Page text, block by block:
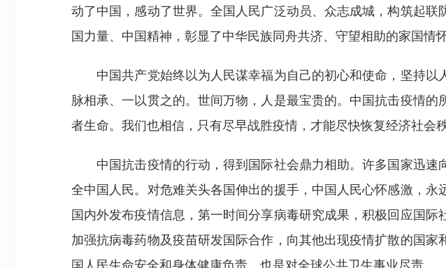
动了中国，感动了世界。全国人民广泛动员、众志成城，构筑起
国力量、中国精神，彰显了中华民族同舟共济、守望相助的家国情怀
中国共产党始终以为人民谋幸福为自己的初心和使命，坚持以
脉相承、一以贯之的。世间万物，人是最宝贵的。中国抗击疫情
者生命。我们也相信，只有尽早战胜疫情，才能尽快恢复经济社会
中国抗击疫情的行动，得到国际社会鼎力相助。许多国家迅速
全中国人民。对危难关头各国伸出的援手，中国人民心怀感激，
国内外发布疫情信息，第一时间分享病毒研究成果，积极回应国
加强抗病毒药物及疫苗研发国际合作，向其他出现疫情扩散的国
国人民生命安全和身体健康负责，也是对全球公共卫生事业尽责。